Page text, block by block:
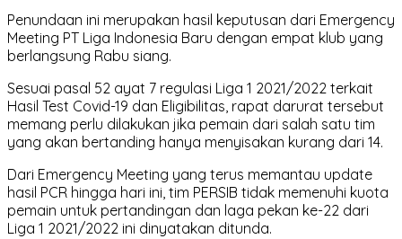
Penundaan ini merupakan hasil keputusan dari Emergency
Meeting PT Liga Indonesia Baru dengan empat klub yang
berlangsung Rabu siang.
Sesuai pasal 52 ayat 7 regulasi Liga 1 2021/2022 terkait
Hasil Test Covid-19 dan Eligibilitas, rapat darurat tersebut
memang perlu dilakukan jika pemain dari salah satu tim
yang akan bertanding hanya menyisakan kurang dari 14.
Dari Emergency Meeting yang terus memantau update
hasil PCR hingga hari ini, tim PERSIB tidak memenuhi kuota
pemain untuk pertandingan dan laga pekan ke-22 dari
Liga 1 2021/2022 ini dinyatakan ditunda.